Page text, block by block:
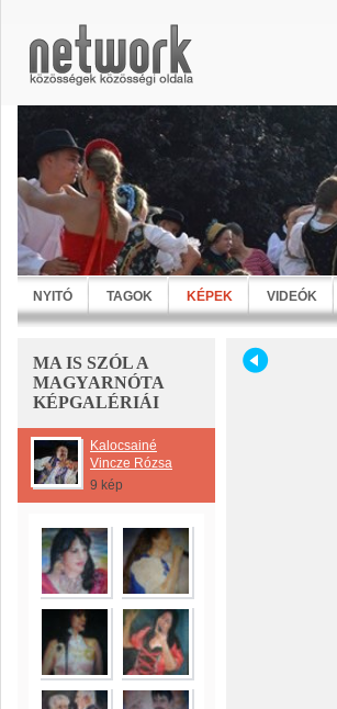
NYITÓ TAGOK KÉPEK VIDEÓK
MA IS SZÓL A
MAGYARNÓTA
KÉPGALÉRIÁI
Kalocsainé
Vincze Rózsa
9 kép